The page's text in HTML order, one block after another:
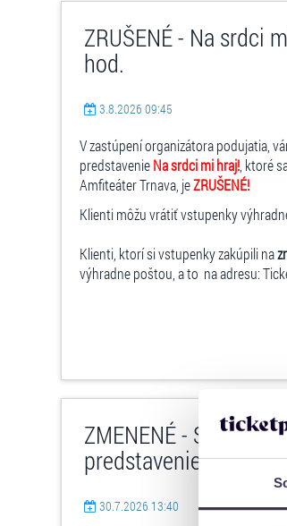
ZRUŠENÉ - Na srdci
hod.
3.8.2026 09:45
V zastúpení organizátora podujatia,
predstavenieNa srdci mi hraj! , ktoré
Amfiteáter Trnava, jeZRUŠENÉ!
Klienti môžu vrátiť vstupenky
Klienti, ktorí si vstupenky zakúpili na
výhradne poštou, a to na adresu:
ZMENENÉ - Shirley
predstavenie -
30.7.2026 13:40